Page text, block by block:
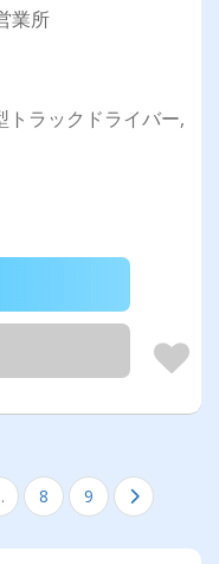
業所
トラックドライバー,
8 9